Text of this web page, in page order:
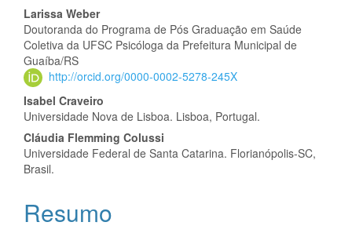
Conteúdo
do
artigo
principal
Larissa Weber
Doutoranda do Programa de Pós Graduação em Saúde
Coletiva da UFSC Psicóloga da Prefeitura Municipal de
Guaíba/RS
http://orcid.org/0000-0002-5278-245X
Isabel Craveiro
Universidade Nova de Lisboa. Lisboa, Portugal.
Cláudia Flemming Colussi
Universidade Federal de Santa Catarina. Florianópolis-SC,
Brasil.
Resumo